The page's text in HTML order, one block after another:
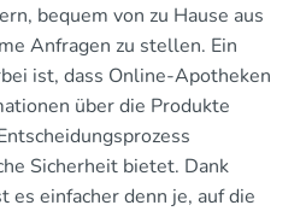
bequem von zu Hause aus
Anfragen zu stellen. Ein
ist, dass Online-Apotheken
über die Produkte
Sicherheit bietet. Dank
es einfacher denn je, auf die